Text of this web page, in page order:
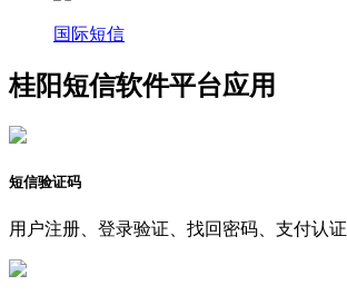
国际短信
桂阳短信软件平台应用
短信验证码
用户注册、登录验证、找回密码、支付认证